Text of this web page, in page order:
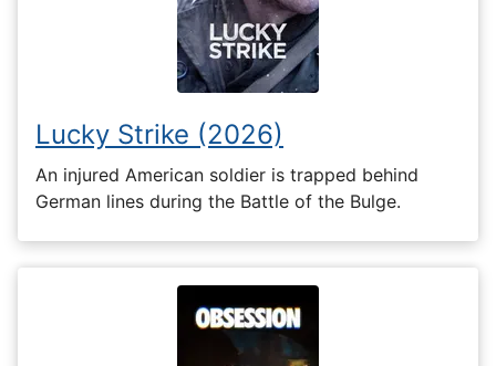
Lucky Strike (2026)
An injured American soldier is trapped behind
German lines during the Battle of the Bulge.